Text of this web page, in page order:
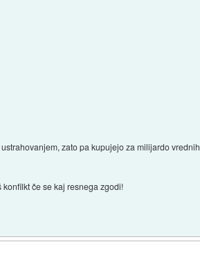
zato pa kupujejo za milijardo vrednih
če se kaj resnega zgodi!